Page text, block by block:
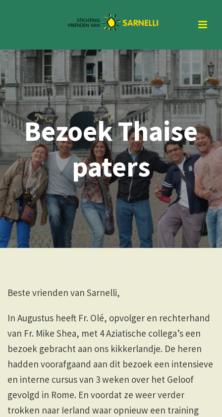
Bezoek Thaise
paters
Beste vrienden van Sarnelli,
In Augustus heeft Fr. Olé, opvolger en rechterhand
van Fr. Mike Shea, met 4 Aziatische collega’s een
bezoek gebracht aan ons kikkerlandje. De heren
hadden voorafgaand aan dit bezoek een intensieve
en interne cursus van 3 weken over het Geloof
gevolgd in Rome. En voordat ze weer verder
trokken naar Ierland waar opnieuw een training